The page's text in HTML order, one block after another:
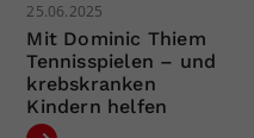
25.06.2025
Mit Dominic Thiem
Tennisspielen – und
krebskranken
Kindern helfen